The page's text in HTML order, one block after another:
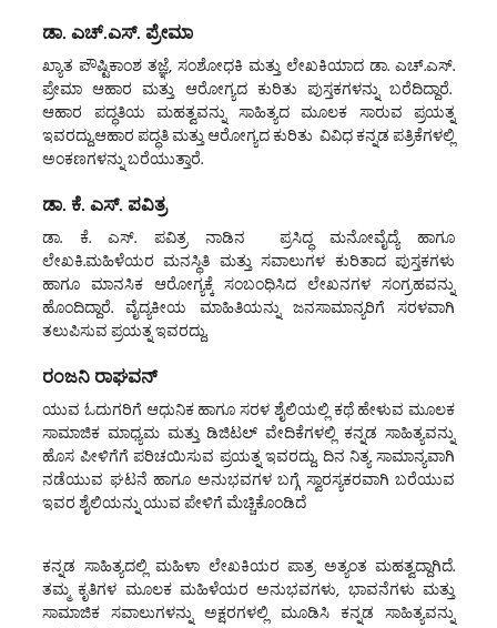
ಡಾ. ಎಚ್.ಎಸ್. ಪ್ರೇಮಾ
ಖ್ಯಾತ ಪೌಷ್ಟಿಕಾಂಶ ತಜ್ಞೆ, ಸಂಶೋಧಕಿ ಮತ್ತು ಲೇಖಕಿಯಾದ ಡಾ. ಎಚ್.ಎಸ್.
ಪ್ರೇಮಾ ಆಹಾರ ಮತ್ತು ಆರೋಗ್ಯದ ಕುರಿತು ಪುಸ್ತಕಗಳನ್ನು ಬರೆದಿದ್ದಾರೆ.
ಆಹಾರ ಪದ್ಧತಿಯ ಮಹತ್ವವನ್ನು ಸಾಹಿತ್ಯದ ಮೂಲಕ ಸಾರುವ ಪ್ರಯತ್ನ
ಇವರದ್ದು.ಆಹಾರ ಪದ್ಧತಿ ಮತ್ತು ಆರೋಗ್ಯದ ಕುರಿತು ವಿವಿಧ ಕನ್ನಡ ಪತ್ರಿಕೆಗಳಲ್ಲಿ
ಅಂಕಣಗಳನ್ನು ಬರೆಯುತ್ತಾರೆ.
ಡಾ. ಕೆ. ಎಸ್. ಪವಿತ್ರ
ಡಾ. ಕೆ. ಎಸ್. ಪವಿತ್ರ ನಾಡಿನ ಪ್ರಸಿದ್ಧ ಮನೋವೈದ್ಯೆ ಹಾಗೂ
ಲೇಖಕಿ.ಮಹಿಳೆಯರ ಮನಸ್ಥಿತಿ ಮತ್ತು ಸವಾಲುಗಳ ಕುರಿತಾದ ಪುಸ್ತಕಗಳು
ಹಾಗೂ ಮಾನಸಿಕ ಆರೋಗ್ಯಕ್ಕೆ ಸಂಬಂಧಿಸಿದ ಲೇಖನಗಳ ಸಂಗ್ರಹವನ್ನು
ಹೊಂದಿದ್ದಾರೆ. ವೈದ್ಯಕೀಯ ಮಾಹಿತಿಯನ್ನು ಜನಸಾಮಾನ್ಯರಿಗೆ ಸರಳವಾಗಿ
ತಲುಪಿಸುವ ಪ್ರಯತ್ನ ಇವರದ್ದು.
ರಂಜನಿ ರಾಘವನ್
ಯುವ ಓದುಗರಿಗೆ ಆಧುನಿಕ ಹಾಗೂ ಸರಳ ಶೈಲಿಯಲ್ಲಿ ಕಥೆ ಹೇಳುವ ಮೂಲಕ
ಸಾಮಾಜಿಕ ಮಾಧ್ಯಮ ಮತ್ತು ಡಿಜಿಟಲ್ ವೇದಿಕೆಗಳಲ್ಲಿ ಕನ್ನಡ ಸಾಹಿತ್ಯವನ್ನು
ಹೊಸ ಪೀಳಿಗೆಗೆ ಪರಿಚಯಿಸುವ ಪ್ರಯತ್ನ ಇವರದ್ದು. ದಿನ ನಿತ್ಯ ಸಾಮಾನ್ಯವಾಗಿ
ನಡೆಯುವ ಘಟನೆ ಹಾಗೂ ಅನುಭವಗಳ ಬಗ್ಗೆ ಸ್ವಾರಸ್ಯಕರವಾಗಿ ಬರೆಯುವ
ಇವರ ಶೈಲಿಯನ್ನು ಯುವ ಪೇಳಿಗೆ ಮೆಚ್ಚಿಕೊಂಡಿದೆ
ಕನ್ನಡ ಸಾಹಿತ್ಯದಲ್ಲಿ ಮಹಿಳಾ ಲೇಖಕಿಯರ ಪಾತ್ರ ಅತ್ಯಂತ ಮಹತ್ವದ್ದಾಗಿದೆ.
ತಮ್ಮ ಕೃತಿಗಳ ಮೂಲಕ ಮಹಿಳೆಯರ ಅನುಭವಗಳು, ಭಾವನೆಗಳು ಮತ್ತು
ಸಾಮಾಜಿಕ ಸವಾಲುಗಳನ್ನು ಅಕ್ಷರಗಳಲ್ಲಿ ಮೂಡಿಸಿ ಕನ್ನಡ ಸಾಹಿತ್ಯವನ್ನು